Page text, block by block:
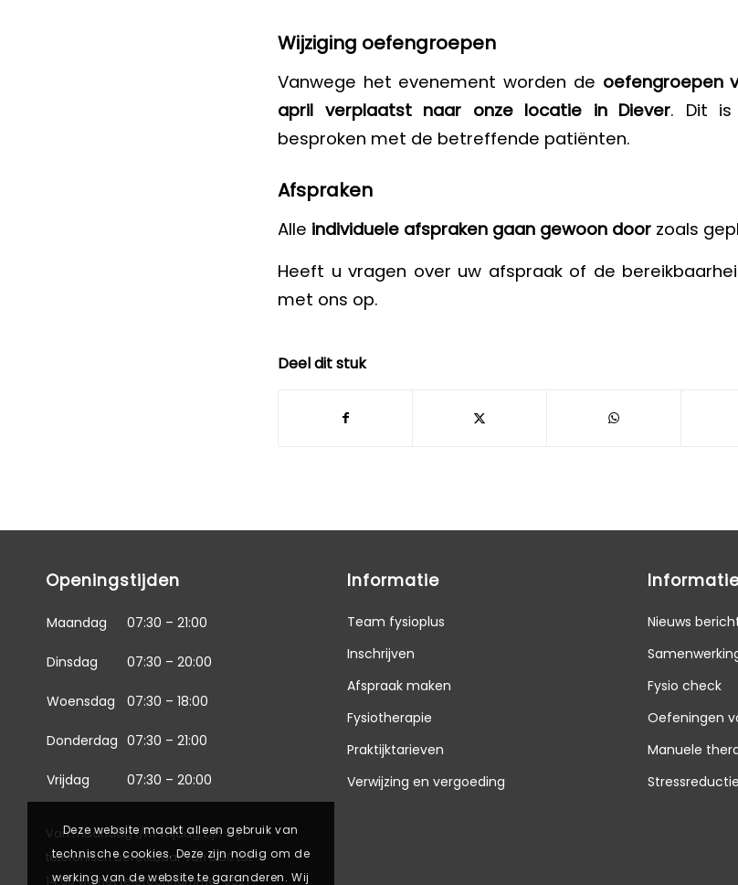
Wijziging oefengroepen
Vanwege het evenement worden de oefengroepen
april verplaatst naar onze locatie in Diever. Dit is
besproken met de betreffende patiënten.
Afspraken
Alle individuele afspraken gaan gewoon door zoals
Heeft u vragen over uw afspraak of de
met ons op.
Deel dit stuk
Openingstijden
Maandag 07:30 – 21:00
Dinsdag 07:30 – 20:00
Woensdag 07:30 – 18:00
Donderdag 07:30 – 21:00
Vrijdag 07:30 – 20:00
Van maandag t/m vrijdag zijn wij
telefonisch bereikbaar van 8.30 tot
14.00 via het telefoonnummer0521 –
Informatie
Team fysioplus
Inschrijven
Afspraak maken
Fysiotherapie
Praktijktarieven
Verwijzing en vergoeding
Nieuws
Fysio check
Oefeningen
Manuele
Deze website maakt alleen gebruik van
technische cookies. Deze zijn nodig om de
werking van de website te garanderen. Wij